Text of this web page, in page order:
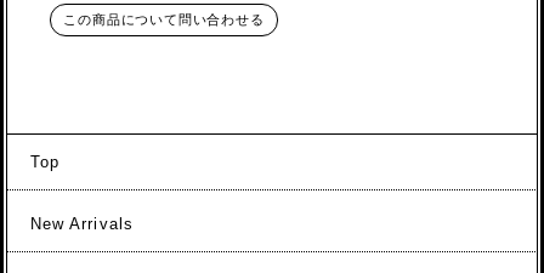
この商品について問い合わせる
Top
New Arrivals